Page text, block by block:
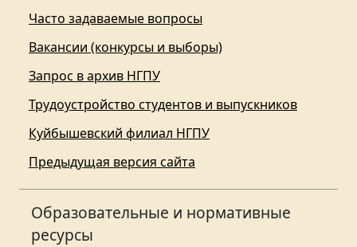
Часто задаваемые вопросы
Вакансии (конкурсы и выборы)
Запрос в архив НГПУ
Трудоустройство студентов и выпускников
Куйбышевский филиал НГПУ
Предыдущая версия сайта
Образовательные и нормативные
ресурсы